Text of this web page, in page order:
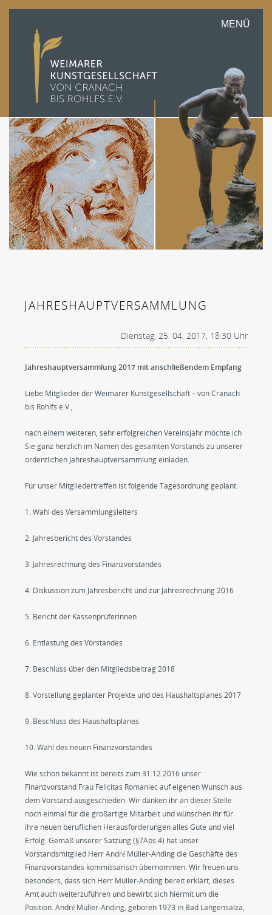
JAHRESHAUPTVERSAMMLUNG
Dienstag, 25. 04. 2017, 18:30 Uhr
Jahreshauptversammlung 2017 mit anschließendem Empfang
Liebe Mitglieder der Weimarer Kunstgesellschaft – von Cranach
bis Rohlfs e.V.,
nach einem weiteren, sehr erfolgreichen Vereinsjahr möchte ich
Sie ganz herzlich im Namen des gesamten Vorstands zu unserer
ordentlichen Jahreshauptversammlung einladen.
Für unser Mitgliedertreffen ist folgende Tagesordnung geplant:
1. Wahl des Versammlungsleiters
2. Jahresbericht des Vorstandes
3. Jahresrechnung des Finanzvorstandes
4. Diskussion zum Jahresbericht und zur Jahresrechnung 2016
5. Bericht der Kassenprüferinnen
6. Entlastung des Vorstandes
7. Beschluss über den Mitgliedsbeitrag 2018
8. Vorstellung geplanter Projekte und des Haushaltsplanes 2017
9. Beschluss des Haushaltsplanes
10. Wahl des neuen Finanzvorstandes
Wie schon bekannt ist bereits zum 31.12.2016 unser
Finanzvorstand Frau Felicitas Romaniec auf eigenen Wunsch aus
dem Vorstand ausgeschieden. Wir danken ihr an dieser Stelle
noch einmal für die großartige Mitarbeit und wünschen ihr für
ihre neuen beruflichen Herausforderungen alles Gute und viel
Erfolg. Gemäß unserer Satzung (§7Abs.4) hat unser
Vorstandsmitglied Herr André Müller-Anding die Geschäfte des
Finanzvorstandes kommissarisch übernommen. Wir freuen uns
besonders, dass sich Herr Müller-Anding bereit erklärt, dieses
Amt auch weiterzuführen und bewirbt sich hiermit um die
Position. André Müller-Anding, geboren 1973 in Bad Langensalza,